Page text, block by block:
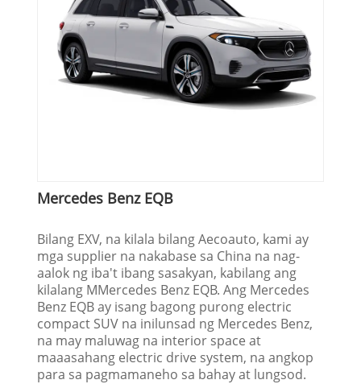
Mercedes Benz EQB
Bilang EXV, na kilala bilang Aecoauto, kami ay
mga supplier na nakabase sa China na nag-
aalok ng iba't ibang sasakyan, kabilang ang
kilalang MMercedes Benz EQB. Ang Mercedes
Benz EQB ay isang bagong purong electric
compact SUV na inilunsad ng Mercedes Benz,
na may maluwag na interior space at
maaasahang electric drive system, na angkop
para sa pagmamaneho sa bahay at lungsod.